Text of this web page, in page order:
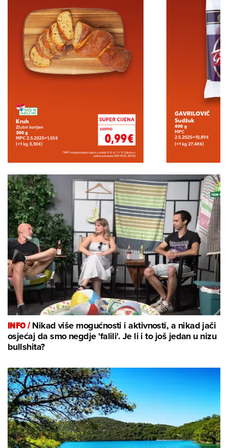
INFO /Nikad više mogućnosti i aktivnosti, a nikad jači
osjećaj da smo negdje 'falili'. Je li i to još jedan u nizu
bullshita?